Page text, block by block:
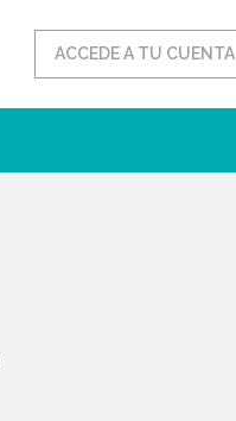
ACCEDE A TU CUENTA